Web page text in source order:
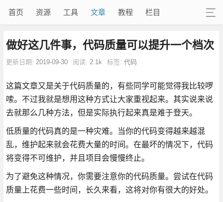
首页 资源 工具 文章 教程 栏目
做好这几件事，代码质量可以提升一个档次
更新日期: 2019-09-30 阅读: 2.1k 标签: 代码
这篇文章又是关于代码质量的，有些同学可能觉得我比较啰
嗦。不过我就是想用这种方式让大家重视起来。其实说来说
去就那么几种方法，但是实际执行起来真是难于登天。
低质量的代码真的是一种灾难。当你的代码变得越来越混
乱，维护起来就会花费大量的时间。在最坏的情况下，代码
将变得不可维护，并且项目会慢慢终止。
为了避免这种情况，你需要注意你的代码质量。尝试在代码
质量上花费一些时间，长久来看，这将对你有很大的好处。